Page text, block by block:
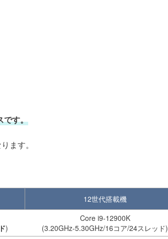
です。
ます。
12世代搭載機
)
Core i9-12900K
(3.20GHz-5.30GHz/16コア/24スレッド)